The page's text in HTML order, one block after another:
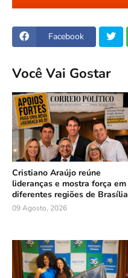
Facebook
Você Vai Gostar
Cristiano Araújo reúne
lideranças e mostra força em
diferentes regiões de Brasília
09 Agosto, 2026